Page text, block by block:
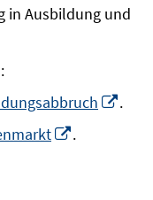
in Ausbildung und
.
.